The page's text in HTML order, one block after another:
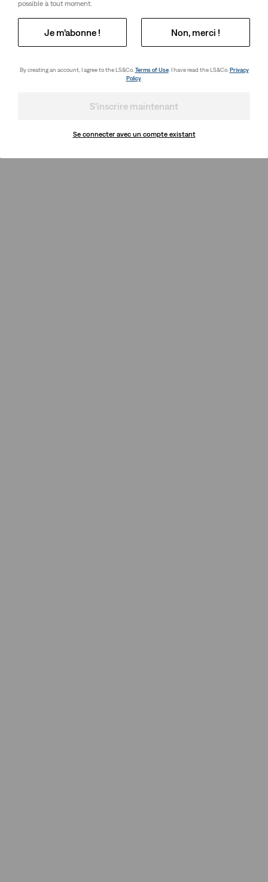
possible à tout moment.
Je m’abonne ! Non, merci !
By creating an account, I agree to the LS&Co.Terms of Use. I have read the LS&Co. Privacy
Policy.
S'inscrire maintenant
Se connecter avec un compte existant